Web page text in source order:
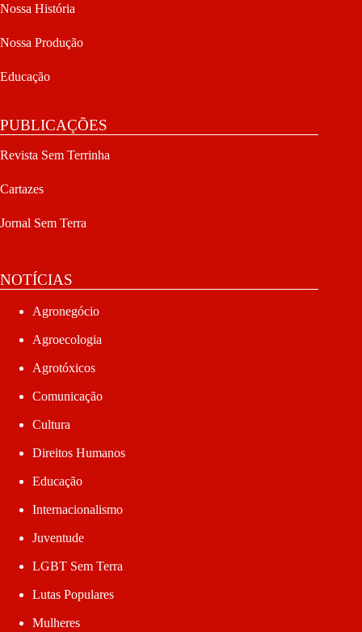
Nossa História
Nossa Produção
Educação
PUBLICAÇÕES
Revista Sem Terrinha
Cartazes
Jornal Sem Terra
NOTÍCIAS
Agronegócio
Agroecologia
Agrotóxicos
Comunicação
Cultura
Direitos Humanos
Educação
Internacionalismo
Juventude
LGBT Sem Terra
Lutas Populares
Mulheres